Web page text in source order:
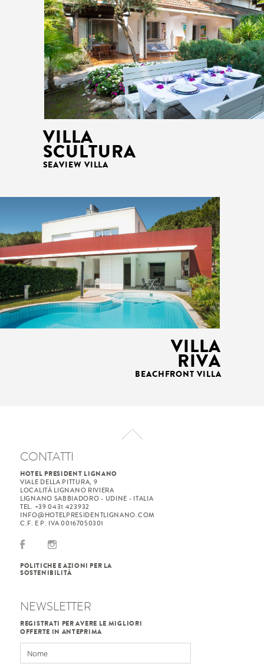
VILLA
SCULTURA
SEAVIEW VILLA
VILLA
RIVA
BEACHFRONT VILLA
CONTATTI
HOTEL PRESIDENT LIGNANO
VIALE DELLA PITTURA, 9
LOCALITÀ LIGNANO RIVIERA
LIGNANO SABBIADORO - UDINE - ITALIA
TEL. +39 0431 423932
INFO@HOTELPRESIDENTLIGNANO.COM
C.F. E P. IVA 00167050301
POLITICHE E AZIONI PER LA
SOSTENIBILITÀ
NEWSLETTER
REGISTRATI PER AVERE LE MIGLIORI
OFFERTE IN ANTEPRIMA